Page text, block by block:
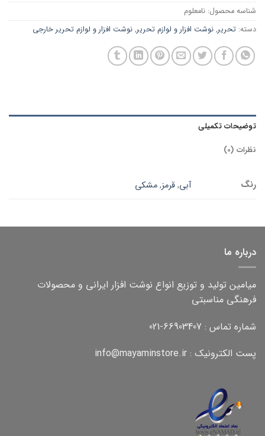
شناسه محصول: نامعلوم
دسته: تحریر, نوشت افزار و لوازم تحریر, نوشت افزار و لوازم تحریر خارجی
توضیحات تکمیلی
نظرات (0)
رنگ آبی,قرمز,مشکی
درباره ما
میامین تولید و توزیع انواع نوشت افزار ایرانی و محصولات
فرهنگی مناسبتی
شماره تماس : 66903407-021
پست الکترونیک : info@mayaminstore.ir